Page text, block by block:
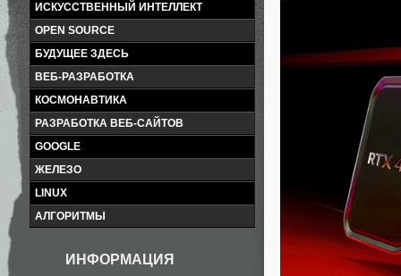
ИСКУССТВЕННЫЙ ИНТЕЛЛЕКТ
OPEN SOURCE
БУДУЩЕЕ ЗДЕСЬ
ВЕБ-РАЗРАБОТКА
КОСМОНАВТИКА
РАЗРАБОТКА ВЕБ-САЙТОВ
GOOGLE
ЖЕЛЕЗО
LINUX
АЛГОРИТМЫ
ИНФОРМАЦИЯ